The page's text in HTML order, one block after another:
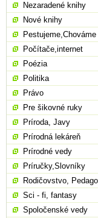
Nezaradené knihy
Nové knihy
Pestujeme,Chováme
Počítače,internet
Poézia
Politika
Právo
Pre šikovné ruky
Príroda, Javy
Prírodná lekáreň
Prírodné vedy
Príručky,Slovníky
Rodičovstvo,
Sci - fi, fantasy
Spoločenské vedy